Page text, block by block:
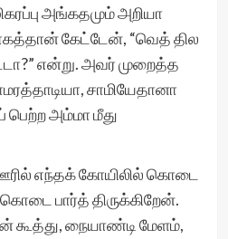
அங்கதமும் அறியா
கேட்டேன், “வெத் தில
என்று. அவர் முறைத்த
சாமியேதானா
அம்மா மீது
எந்தக் கோயிலில் கொடை
பார்த் திருக்கிறேன்.
கூத்து, நையாண்டி மேளம்,